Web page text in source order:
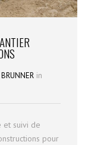
in
et suivi de
pour